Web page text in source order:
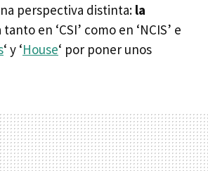
perspectiva distinta: la
en ‘CSI’ como en ‘NCIS’ e
‘ y ‘House‘ por poner unos